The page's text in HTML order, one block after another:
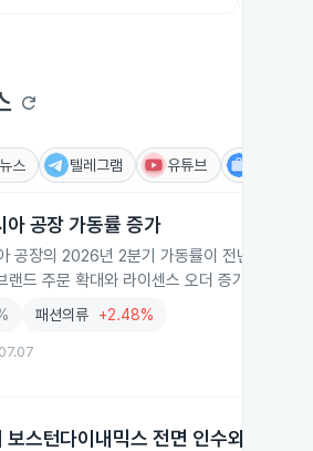
refresh
뉴스 텔레그램 유튜브
아 공장 가동률 증가
공장의 2026년 2분기 가동률이 전년 동기
랜드 주문 확대와 라이센스 오더 증가에 따른
패션의류 +2.48%
스턴다이내믹스 전면 인수와 쟁점